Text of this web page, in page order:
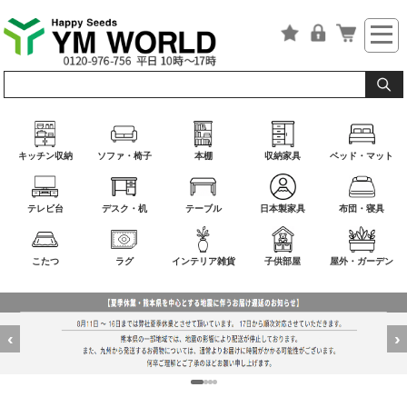
キッチン収納 ソファ・椅子 本棚 収納家具 ベッド・マット
テレビ台 デスク・机 テーブル 日本製家具 布団・寝具
こたつ ラグ インテリア雑貨 子供部屋 屋外・ガーデン
‹ ›